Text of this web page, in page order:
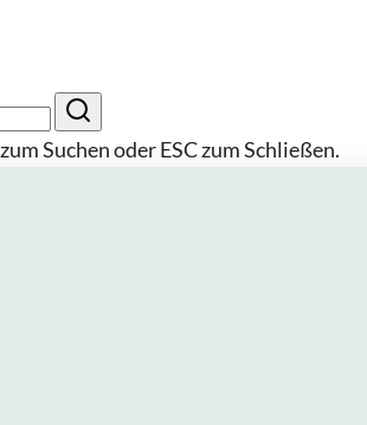
zum Suchen oderESCzum Schließen.